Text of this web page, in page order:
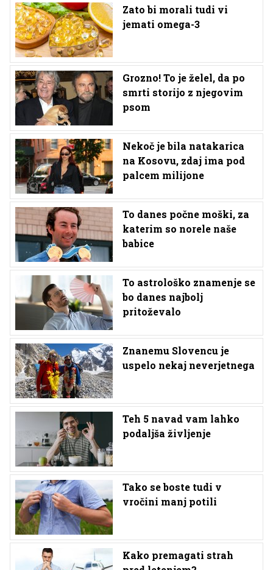
Zato bi morali tudi vi
jemati omega-3
Grozno! To je želel, da po
smrti storijo z njegovim
psom
Nekoč je bila natakarica
na Kosovu, zdaj ima pod
palcem milijone
To danes počne moški, za
katerim so norele naše
babice
To astrološko znamenje se
bo danes najbolj
pritoževalo
Znanemu Slovencu je
uspelo nekaj neverjetnega
Teh 5 navad vam lahko
podaljša življenje
Tako se boste tudi v
vročini manj potili
Kako premagati strah